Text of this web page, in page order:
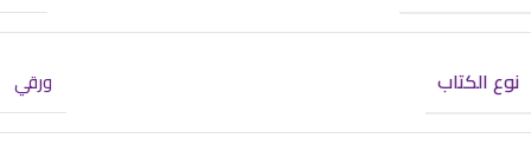
نوع الكتاب ورقي